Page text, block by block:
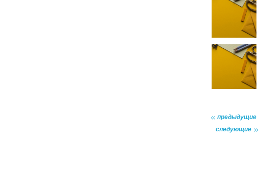
предыдущие
следующие